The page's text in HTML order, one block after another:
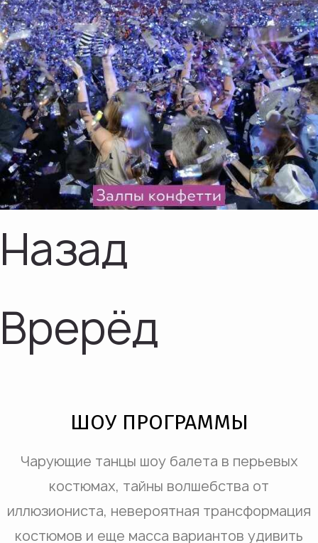
Next
Назад
Врерёд
ШОУ ПРОГРАММЫ
Чарующие танцы шоу балета в перьевых
костюмах, тайны волшебства от
иллюзиониста, невероятная трансформация
костюмов и еще масса вариантов удивить